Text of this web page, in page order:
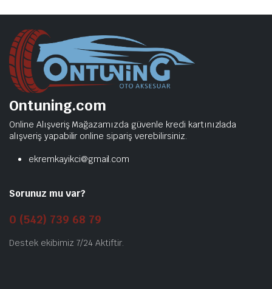
Ontuning.com
Online Alışveriş Mağazamızda güvenle kredi kartınızlada
alışveriş yapabilir online sipariş verebilirsiniz.
ekremkayikci@gmail.com
Sorunuz mu var?
0 (542) 739 68 79
Destek ekibimiz 7/24 Aktiftir.